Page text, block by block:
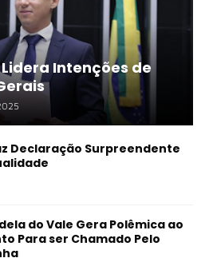
Intenções de
Declaração Surpreendente
do Vale Gera Polêmica ao
Para ser Chamado Pelo